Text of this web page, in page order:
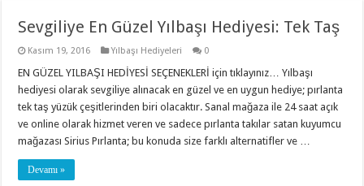
Sevgiliye En Güzel Yılbaşı Hediyesi: Tek Taş
Kasım 19, 2016 Yılbaşı Hediyeleri 0
EN GÜZEL YILBAŞI HEDİYESİ SEÇENEKLERİ için tıklayınız… Yılbaşı
hediyesi olarak sevgiliye alınacak en güzel ve en uygun hediye; pırlanta
tek taş yüzük çeşitlerinden biri olacaktır. Sanal mağaza ile 24 saat açık
ve online olarak hizmet veren ve sadece pırlanta takılar satan kuyumcu
mağazası Sirius Pırlanta; bu konuda size farklı alternatifler ve …
Devamı »